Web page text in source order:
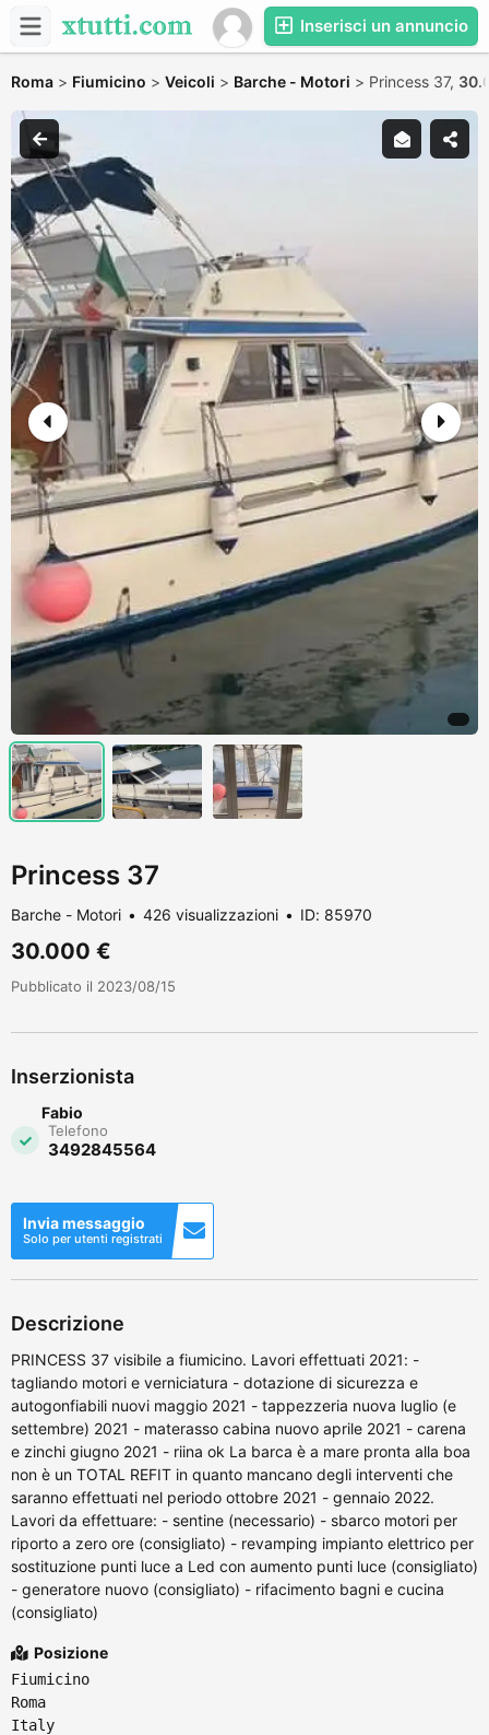
Inserisci un annuncio
Roma > Fiumicino > Veicoli > Barche - Motori > Princess 37,
Princess 37
Barche - Motori 426 visualizzazioni ID: 85970
30.000 €
Pubblicato il 2023/08/15
Inserzionista
Fabio
Telefono
3492845564
Invia messaggio
Solo per utenti registrati
Descrizione
PRINCESS 37 visibile a fiumicino. Lavori effettuati 2021: -
tagliando motori e verniciatura - dotazione di sicurezza e
autogonfiabili nuovi maggio 2021 - tappezzeria nuova luglio (e
settembre) 2021 - materasso cabina nuovo aprile 2021 - carena
e zinchi giugno 2021 - riina ok La barca è a mare pronta alla boa
non è un TOTAL REFIT in quanto mancano degli interventi che
saranno effettuati nel periodo ottobre 2021 - gennaio 2022.
Lavori da effettuare: - sentine (necessario) - sbarco motori per
riporto a zero ore (consigliato) - revamping impianto elettrico per
sostituzione punti luce a Led con aumento punti luce (consigliato)
- generatore nuovo (consigliato) - rifacimento bagni e cucina
(consigliato)
Posizione
Fiumicino
Roma
Italy